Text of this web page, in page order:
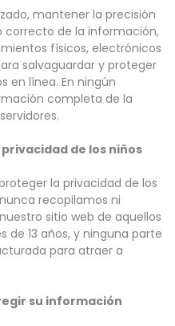
mantener la precisión
correcto de la información,
físicos, electrónicos
salvaguardar y proteger
en línea. En ningún
completa de la
de los niños
la privacidad de los
recopilamos ni
sitio web de aquellos
de 13 años, y ninguna parte
para atraer a
su información